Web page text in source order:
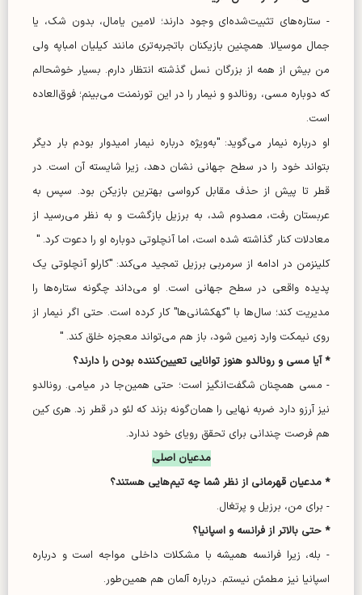
- ستاره‌های تثبیت‌شده‌ای وجود دارند؛ لامین یامال، بدون شک، یا
جمال موسیالا. همچنین بازیکنان باتجربه‌تری مانند کیلیان امباپه ولی
من بیش از همه از بزرگان نسل گذشته انتظار دارم. بسیار خوشحالم
که دوباره مسی، رونالدو و نیمار را در این تورنمنت می‌بینم؛ فوق‌العاده
است.
او درباره نیمار می‌گوید: "به‌ویژه درباره نیمار امیدوار بودم بار دیگر
بتواند خود را در سطح جهانی نشان دهد، زیرا شایسته آن است. در
قطر تا پیش از حذف مقابل کرواسی بهترین بازیکن بود. سپس به
عربستان رفت، مصدوم شد، به برزیل بازگشت و به نظر می‌رسید از
معادلات کنار گذاشته شده است، اما آنچلوتی دوباره او را دعوت کرد. "
کلینزمن در ادامه از سرمربی برزیل تمجید می‌کند: "کارلو آنچلوتی یک
پدیده واقعی در سطح جهانی است. او می‌داند چگونه ستاره‌ها را
مدیریت کند؛ سال‌ها با "کهکشانی‌ها" کار کرده است. حتی اگر نیمار از
روی نیمکت وارد زمین شود، باز هم می‌تواند معجزه خلق کند. "
* آیا مسی و رونالدو هنوز توانایی تعیین‌کننده بودن را دارند؟
- مسی همچنان شگفت‌انگیز است؛ حتی همین‌جا در میامی. رونالدو
نیز آرزو دارد ضربه نهایی را همان‌گونه بزند که لئو در قطر زد. هری کین
هم فرصت چندانی برای تحقق رویای خود ندارد.
مدعیان اصلی
* مدعیان قهرمانی از نظر شما چه تیم‌هایی هستند؟
- برای من، برزیل و پرتغال.
* حتی بالاتر از فرانسه و اسپانیا؟
- بله، زیرا فرانسه همیشه با مشکلات داخلی مواجه است و درباره
اسپانیا نیز مطمئن نیستم. درباره آلمان هم همین‌طور.